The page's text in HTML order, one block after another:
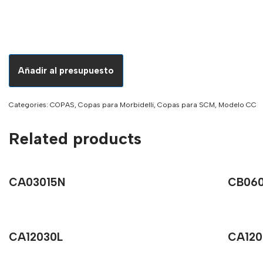
Añadir al presupuesto
Categories: COPAS, Copas para Morbidelli, Copas para SCM, Modelo CC
Related products
CA03015N
CA12030L